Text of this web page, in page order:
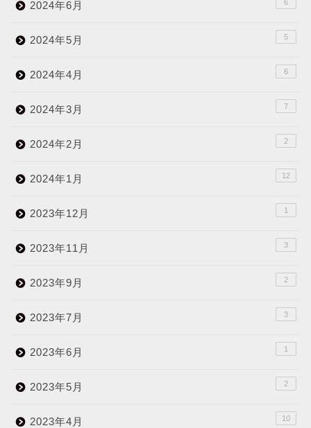
2024年6月 6
2024年5月 5
2024年4月 6
2024年3月 7
2024年2月 2
2024年1月 12
2023年12月 1
2023年11月 3
2023年9月 2
2023年7月 3
2023年6月 1
2023年5月 2
2023年4月 10